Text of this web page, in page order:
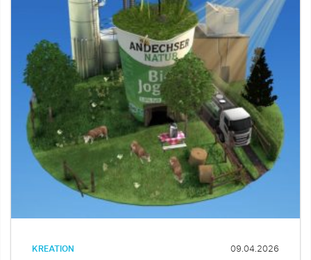
KREATION 09.04.2026